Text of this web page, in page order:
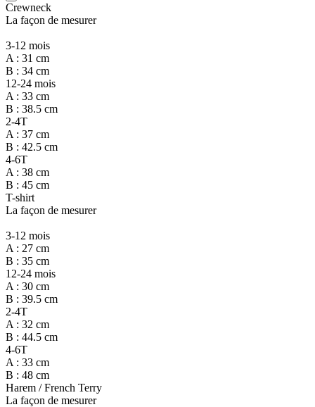
Crewneck
La façon de mesurer
3-12 mois
A : 31 cm
B : 34 cm
12-24 mois
A : 33 cm
B : 38.5 cm
2-4T
A : 37 cm
B : 42.5 cm
4-6T
A : 38 cm
B : 45 cm
T-shirt
La façon de mesurer
3-12 mois
A : 27 cm
B : 35 cm
12-24 mois
A : 30 cm
B : 39.5 cm
2-4T
A : 32 cm
B : 44.5 cm
4-6T
A : 33 cm
B : 48 cm
Harem / French Terry
La façon de mesurer